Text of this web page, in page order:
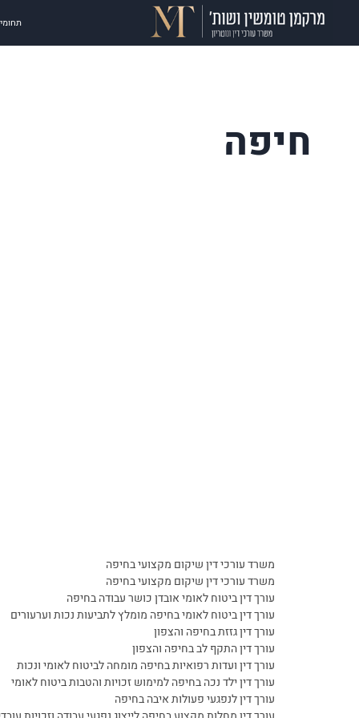
חיפה
משרד עורכי דין שיקום מקצועי בחיפה
משרד עורכי דין שיקום מקצועי בחיפה
עורך דין ביטוח לאומי אובדן כושר עבודה בחיפה
עורך דין ביטוח לאומי בחיפה מומלץ לתביעות נכות וערעורים
עורך דין גזזת בחיפה והצפון
עורך דין התקף לב בחיפה והצפון
עורך דין ועדות רפואיות בחיפה מומחה לביטוח לאומי ונכות
עורך דין ילד נכה בחיפה למימוש זכויות והטבות ביטוח לאומי
עורך דין לנפגעי פעולות איבה בחיפה